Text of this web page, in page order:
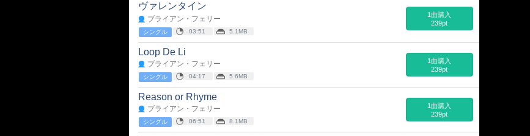
ヴァレンタイン
ブライアン・フェリー
シングル 03:51 5.1MB
1曲購入
239pt
Loop De Li
ブライアン・フェリー
シングル 04:17 5.6MB
1曲購入
239pt
Reason or Rhyme
ブライアン・フェリー
シングル 06:51 8.1MB
1曲購入
239pt